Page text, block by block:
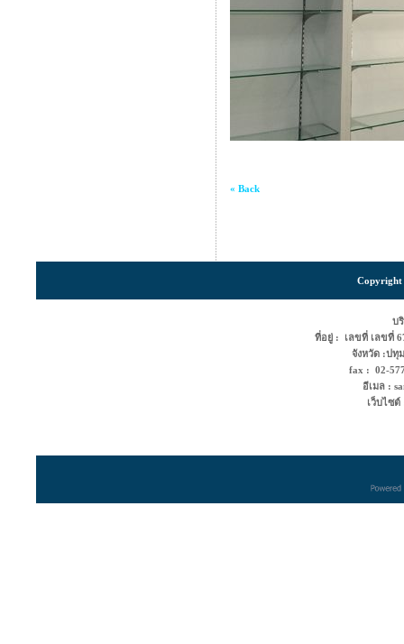
« Back
Copyright
บ
ที่อยู่ : เลขที่ เลขที่
จังหวัด :ป
fax : 02-
อีเมล :
เว็บไซต์